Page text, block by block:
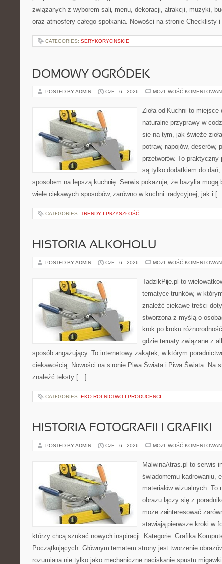
związanych z wyborem sali, menu, dekoracji, atrakcji, muzyki,
oraz atmosfery całego spotkania. Nowości na stronie Checklisty
CATEGORIES: SERYKORYCINSKIE
DOMOWY OGRÓDEK
POSTED BY ADMIN CZE - 6 - 2026 MOŻLIWOŚĆ
Zioła od Kuchni to miejsce
naturalne przyprawy w
się na tym, jak świeże
potraw, napojów, deserów,
przetworów. To praktyczny
są tylko dodatkiem do
sposobem na lepszą kuchnię. Serwis pokazuje, że bazylia mogą
wiele ciekawych sposobów, zarówno w kuchni tradycyjnej, jak i
CATEGORIES: TRENDY I PRZYSZŁOŚĆ
HISTORIA ALKOHOLU
POSTED BY ADMIN CZE - 6 - 2026 MOŻLIWOŚĆ
TadzikPije.pl to
tematyce trunków, w
znaleźć ciekawe treści
stworzona z myślą o
krok po kroku
gdzie tematy związane z
sposób angażujący. To internetowy zakątek, w którym
ciekawością. Nowości na stronie Piwa Świata i Piwa Świata. Na
znaleźć teksty […]
CATEGORIES: EKO ROLNICTWO I PRODUCENCI
HISTORIA FOTOGRAFII I GRAFIKI
POSTED BY ADMIN CZE - 6 - 2026 MOŻLIWOŚĆ
MalwinaAtras.pl to serwis
świadomemu kadrowaniu,
materiałów wizualnych.
obrazu łączy się z
może zainteresować
stawiają pierwsze kroki w
którzy chcą szukać nowych inspiracji. Kategorie: Grafika
Początkujących. Głównym tematem strony jest tworzenie
rozumiana nie tylko jako mechaniczne naciskanie spustu